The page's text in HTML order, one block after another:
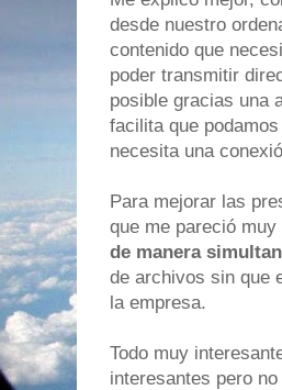
desde nuestro
contenido que
poder transmitir
posible gracias una
facilita que
necesita una
Para mejorar las
que me pareció
de manera
de archivos sin que
la empresa.
Todo muy
interesantes pero